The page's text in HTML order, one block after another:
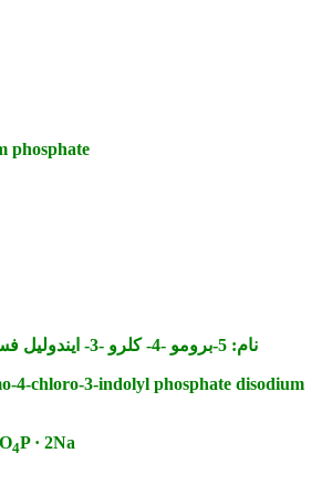
phosphate
نام: 5-برومو -4- کلرو -3- ایندولیل فسفات دی سدیم سالت
4P · 2Na